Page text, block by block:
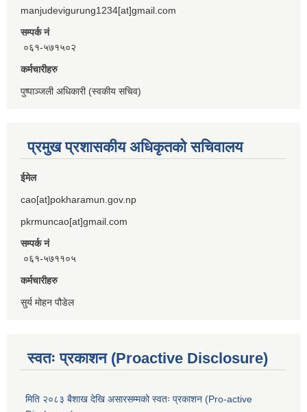
manjudevigurung1234[at]gmail.com
सम्पर्क नं
०६१-५७१५०२
कर्मचारीहरु
पुष्पाञ्जली अधिकारी (स्वकीय सचिव)
प्रमुख प्रशासकीय अधिकृतको सचिवालय
ईमेल
cao[at]pokharamun.gov.np
pkrmuncao[at]gmail.com
सम्पर्क नं
०६१-५७११०५
कर्मचारीहरु
सुर्य मोहन पौडेल
स्वतः प्रकाशन (Proactive Disclosure)
मिति २०८३ बैशाख देखि असारसम्मको स्वतः प्रकाशन (Pro-active